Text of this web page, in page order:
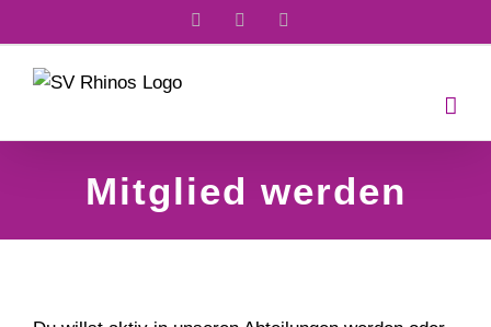
Inhalt
springen
Facebook
Mitglied werden